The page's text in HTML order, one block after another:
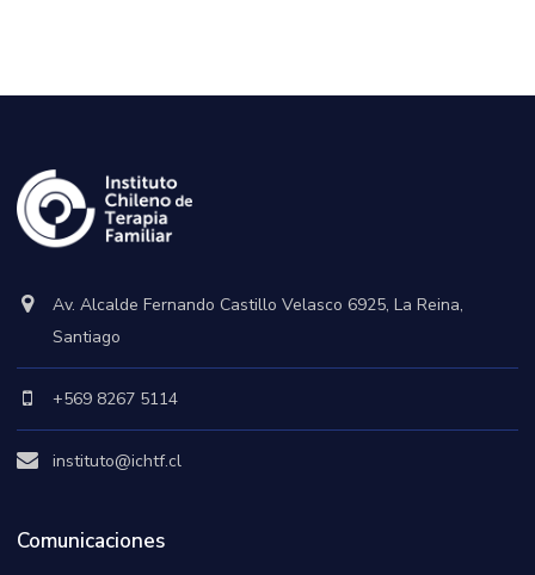
Av. Alcalde Fernando Castillo Velasco 6925, La Reina,
Santiago
+569 8267 5114
instituto@ichtf.cl
Comunicaciones